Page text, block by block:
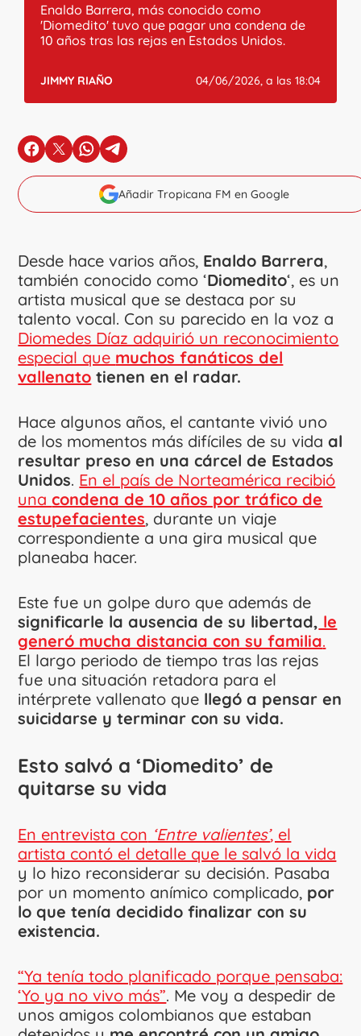
Enaldo Barrera, más conocido como
'Diomedito' tuvo que pagar una condena de
10 años tras las rejas en Estados Unidos.
JIMMY RIAÑO 04/06/2026, a las 18:04
en Facebook
en Xen Whatsapp
en Telegram
Añadir Tropicana FM en Google
Desde hace varios años, Enaldo Barrera,
también conocido como ‘Diomedito‘, es un
artista musical que se destaca por su
talento vocal. Con su parecido en la voz a
Diomedes Díaz adquirió un reconocimiento
especial que muchos fanáticos del
vallenato tienen en el radar.
Hace algunos años, el cantante vivió uno
de los momentos más difíciles de su vida al
resultar preso en una cárcel de Estados
Unidos. En el país de Norteamérica recibió
unacondena de 10 años por tráfico de
estupefacientes, durante un viaje
correspondiente a una gira musical que
planeaba hacer.
Este fue un golpe duro que además de
significarle la ausencia de su libertad, le
generó mucha distancia con su familia.
El largo periodo de tiempo tras las rejas
fue una situación retadora para el
intérprete vallenato que llegó a pensar en
suicidarse y terminar con su vida.
Esto salvó a ‘Diomedito’ de
quitarse su vida
En entrevista con ‘Entre valientes’, el
artista contó el detalle que le salvó la vida
y lo hizo reconsiderar su decisión. Pasaba
por un momento anímico complicado, por
lo que tenía decidido finalizar con su
existencia.
“Ya tenía todo planificado porque pensaba:
‘Yo ya no vivo más”. Me voy a despedir de
unos amigos colombianos que estaban